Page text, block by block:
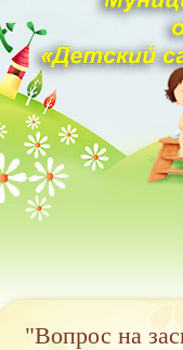
"Вопрос на